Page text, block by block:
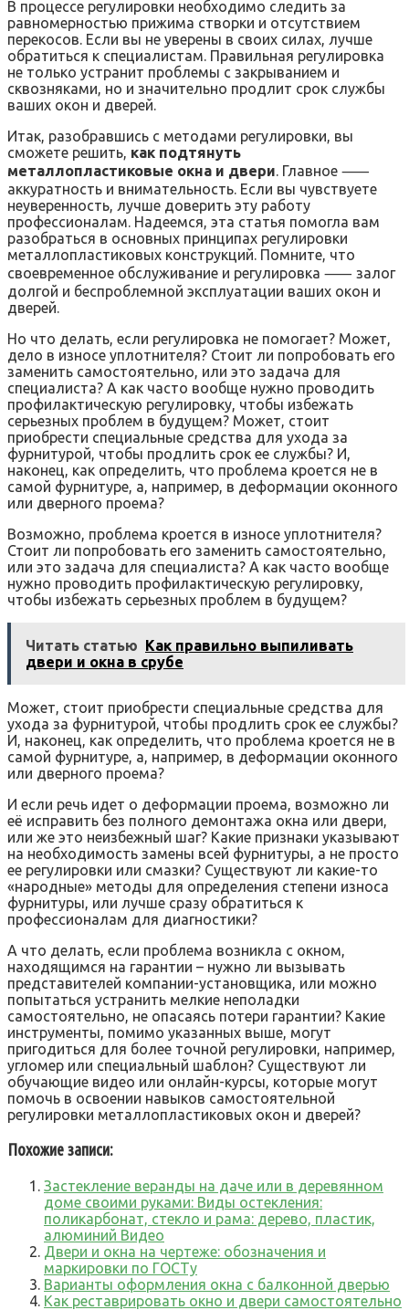
В процессе регулировки необходимо следить за
равномерностью прижима створки и отсутствием
перекосов. Если вы не уверены в своих силах, лучше
обратиться к специалистам. Правильная регулировка
не только устранит проблемы с закрыванием и
сквозняками, но и значительно продлит срок службы
ваших окон и дверей.
Итак, разобравшись с методами регулировки, вы
сможете решить, как подтянуть
металлопластиковые окна и двери. Главное ⸺
аккуратность и внимательность. Если вы чувствуете
неуверенность, лучше доверить эту работу
профессионалам. Надеемся, эта статья помогла вам
разобраться в основных принципах регулировки
металлопластиковых конструкций. Помните, что
своевременное обслуживание и регулировка ⸺ залог
долгой и беспроблемной эксплуатации ваших окон и
дверей.
Но что делать, если регулировка не помогает? Может,
дело в износе уплотнителя? Стоит ли попробовать его
заменить самостоятельно, или это задача для
специалиста? А как часто вообще нужно проводить
профилактическую регулировку, чтобы избежать
серьезных проблем в будущем? Может, стоит
приобрести специальные средства для ухода за
фурнитурой, чтобы продлить срок ее службы? И,
наконец, как определить, что проблема кроется не в
самой фурнитуре, а, например, в деформации оконного
или дверного проема?
Возможно, проблема кроется в износе уплотнителя?
Стоит ли попробовать его заменить самостоятельно,
или это задача для специалиста? А как часто вообще
нужно проводить профилактическую регулировку,
чтобы избежать серьезных проблем в будущем?
Читать статью
Как правильно выпиливать
двери и окна в срубе
Может, стоит приобрести специальные средства для
ухода за фурнитурой, чтобы продлить срок ее службы?
И, наконец, как определить, что проблема кроется не в
самой фурнитуре, а, например, в деформации оконного
или дверного проема?
И если речь идет о деформации проема, возможно ли
её исправить без полного демонтажа окна или двери,
или же это неизбежный шаг? Какие признаки указывают
на необходимость замены всей фурнитуры, а не просто
ее регулировки или смазки? Существуют ли какие-то
«народные» методы для определения степени износа
фурнитуры, или лучше сразу обратиться к
профессионалам для диагностики?
А что делать, если проблема возникла с окном,
находящимся на гарантии – нужно ли вызывать
представителей компании-установщика, или можно
попытаться устранить мелкие неполадки
самостоятельно, не опасаясь потери гарантии? Какие
инструменты, помимо указанных выше, могут
пригодиться для более точной регулировки, например,
угломер или специальный шаблон? Существуют ли
обучающие видео или онлайн-курсы, которые могут
помочь в освоении навыков самостоятельной
регулировки металлопластиковых окон и дверей?
Похожие записи:
Застекление веранды на даче или в деревянном
доме своими руками: Виды остекления:
поликарбонат, стекло и рама: дерево, пластик,
алюминий Видео
Двери и окна на чертеже: обозначения и
маркировки по ГОСТу
Варианты оформления окна с балконной дверью
Как реставрировать окно и двери самостоятельно